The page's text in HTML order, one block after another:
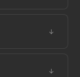
↓
↓